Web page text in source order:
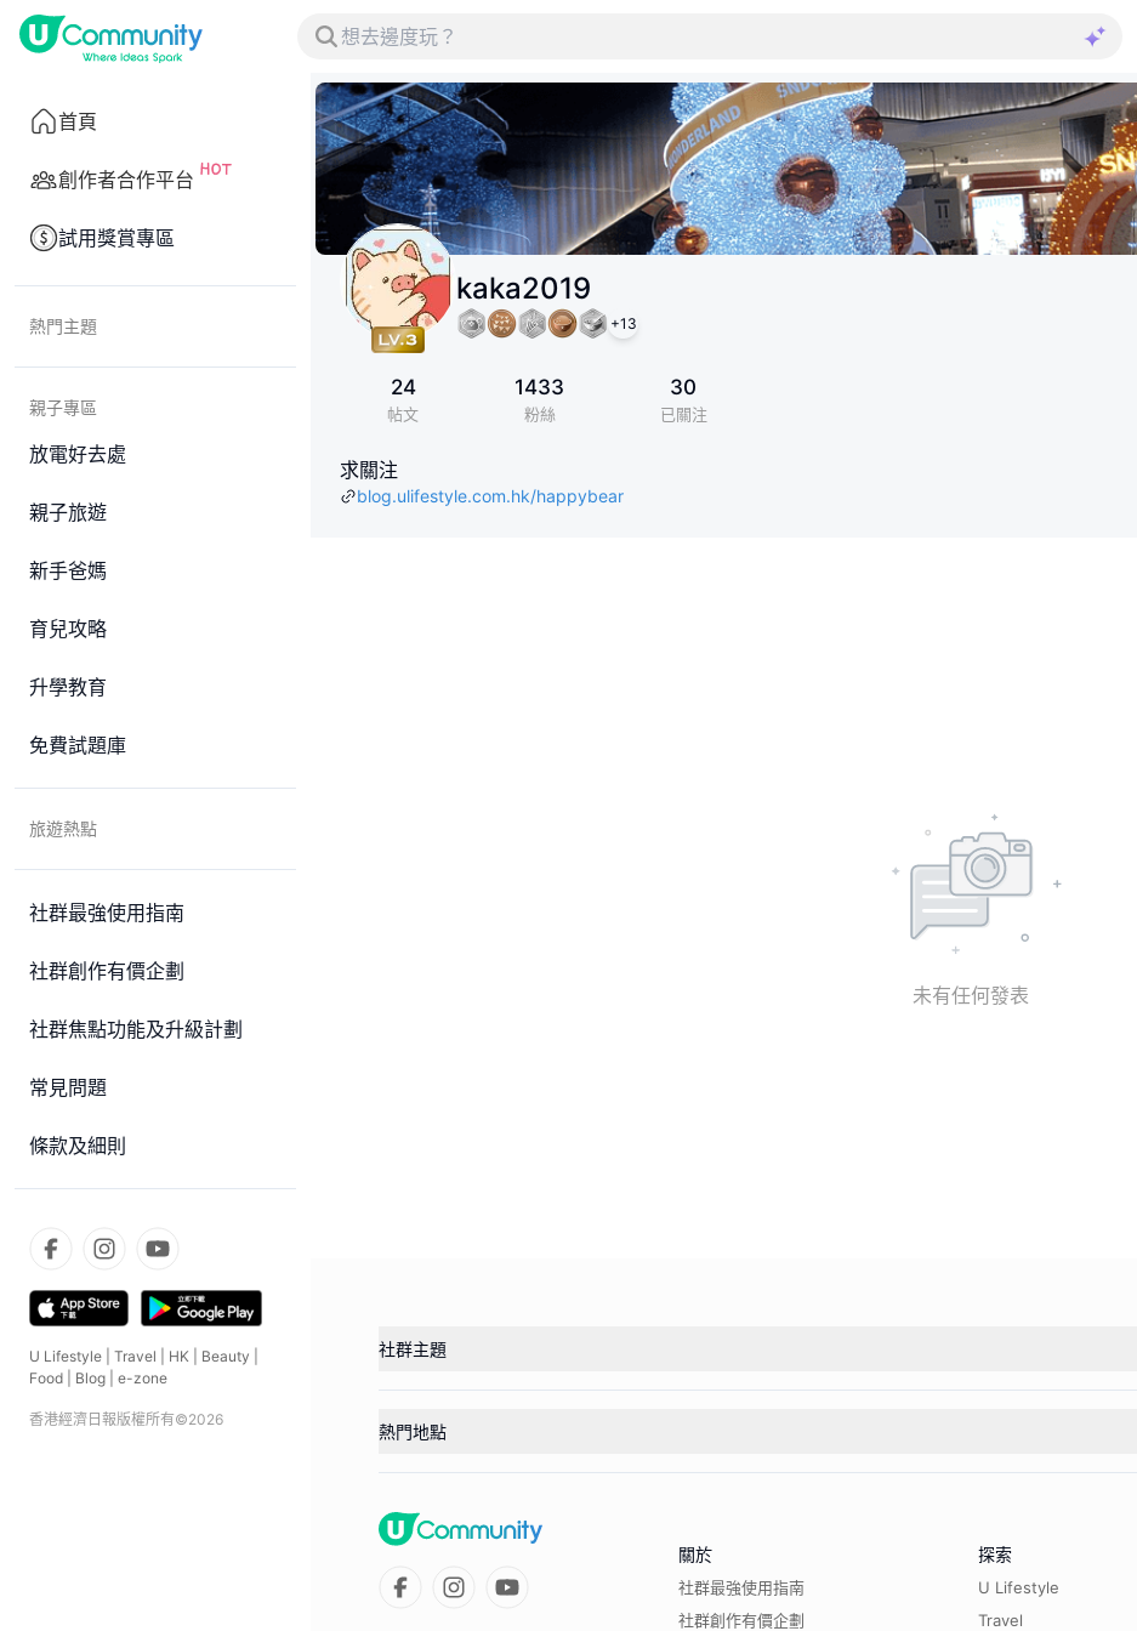
首頁
創作者合作平台
試用獎賞專區
熱門主題
親子專區
放電好去處
親子旅遊
新手爸媽
育兒攻略
升學教育
免費試題庫
旅遊熱點
社群最強使用指南
社群創作有價企劃
社群焦點功能及升級計劃
常見問題
條款及細則
U Lifestyle Travel HK Beauty
Food
Blog e-zone
香港經濟日報版權所有©2026
kaka2019
+13
24
帖文
1433
粉絲
30
已關注
求關注
blog.ulifestyle.com.hk/happybear
未有任何發表
社群主題
熱門地點
關於
社群最強使用指南
社群創作有價企劃
探索
U Lifestyle
Travel